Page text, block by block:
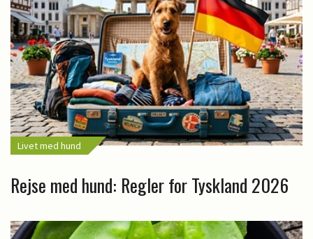
Livet med hund
Rejse med hund: Regler for Tyskland 2026